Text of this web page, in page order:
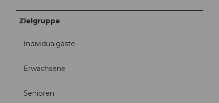
Zielgruppe
Individualgäste
Erwachsene
Senioren